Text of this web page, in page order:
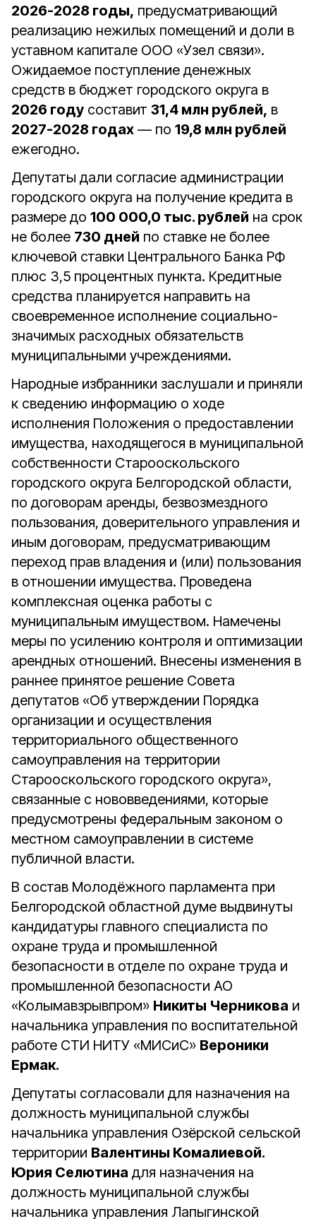
2026-2028 годы, предусматривающий
реализацию нежилых помещений и доли в
уставном капитале ООО «Узел связи».
Ожидаемое поступление денежных
средств в бюджет городского округа в
2026 году составит 31,4 млн рублей, в
2027-2028 годах — по 19,8 млн рублей
ежегодно.
Депутаты дали согласие администрации
городского округа на получение кредита в
размере до 100 000,0 тыс. рублей на срок
не более 730 дней по ставке не более
ключевой ставки Центрального Банка РФ
плюс 3,5 процентных пункта. Кредитные
средства планируется направить на
своевременное исполнение социально-
значимых расходных обязательств
муниципальными учреждениями.
Народные избранники заслушали и приняли
к сведению информацию о ходе
исполнения Положения о предоставлении
имущества, находящегося в муниципальной
собственности Старооскольского
городского округа Белгородской области,
по договорам аренды, безвозмездного
пользования, доверительного управления и
иным договорам, предусматривающим
переход прав владения и (или) пользования
в отношении имущества. Проведена
комплексная оценка работы с
муниципальным имуществом. Намечены
меры по усилению контроля и оптимизации
арендных отношений. Внесены изменения в
раннее принятое решение Совета
депутатов «Об утверждении Порядка
организации и осуществления
территориального общественного
самоуправления на территории
Старооскольского городского округа»,
связанные с нововведениями, которые
предусмотрены федеральным законом о
местном самоуправлении в системе
публичной власти.
В состав Молодёжного парламента при
Белгородской областной думе выдвинуты
кандидатуры главного специалиста по
охране труда и промышленной
безопасности в отделе по охране труда и
промышленной безопасности АО
«Колымавзрывпром» Никиты Черникова и
начальника управления по воспитательной
работе СТИ НИТУ «МИСиС» Вероники
Ермак.
Депутаты согласовали для назначения на
должность муниципальной службы
начальника управления Озёрской сельской
территории Валентины Комалиевой.
Юрия Селютина для назначения на
должность муниципальной службы
начальника управления Лапыгинской